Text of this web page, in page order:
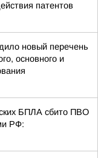
патентов
новый перечень
основного и
БПЛА сбито ПВО
РФ: